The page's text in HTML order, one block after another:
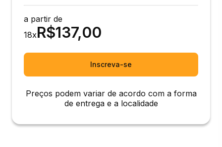
a partir de
18xR$137,00
Inscreva-se
Preços podem variar de acordo com a forma
de entrega e a localidade